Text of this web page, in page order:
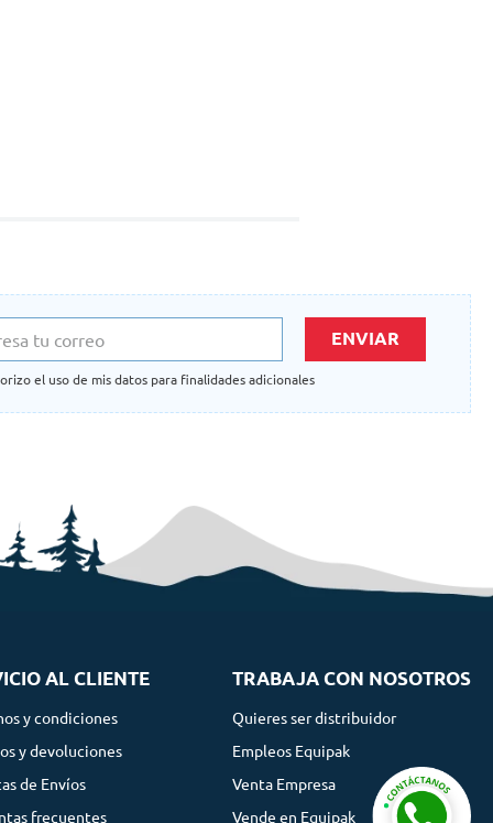
ENVIAR
el uso de mis datos para finalidades adicionales
AL CLIENTE
y condiciones
y devoluciones
de Envíos
frecuentes
TRABAJA CON NOSOTROS
Quieres ser distribuidor
Empleos Equipak
Venta Empresa
Vende en Equipak